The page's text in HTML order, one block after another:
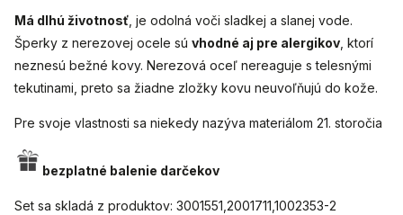
Má dlhú životnosť , je odolná voči sladkej a slanej vode.
Šperky z nerezovej ocele sú vhodné aj pre alergikov , ktorí
neznesú bežné kovy. Nerezová oceľ nereaguje s telesnými
tekutinami, preto sa žiadne zložky kovu neuvoľňujú do kože.
Pre svoje vlastnosti sa niekedy nazýva materiálom 21. storočia
bezplatné balenie darčekov
Set sa skladá z produktov: 3001551,2001711,1002353-2